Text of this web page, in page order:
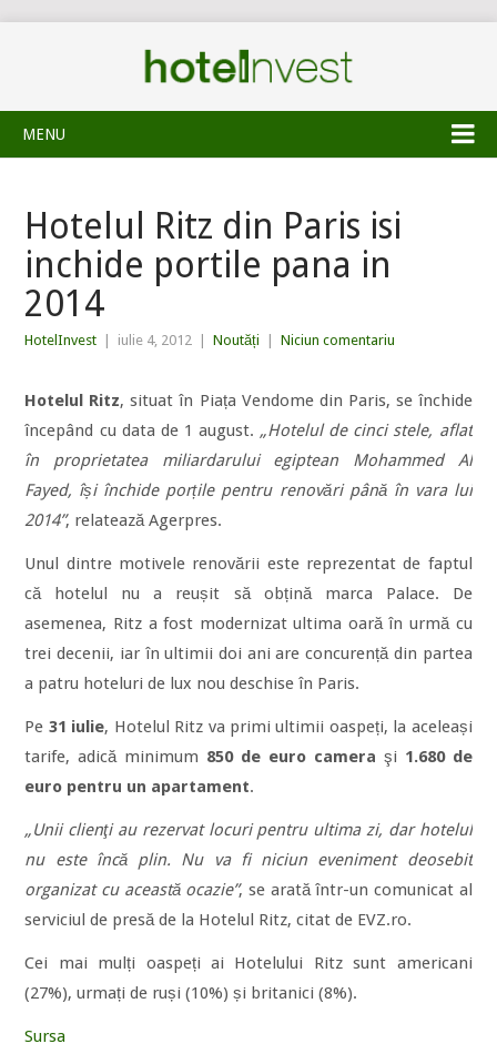
MENU
Hotelul Ritz din Paris isi
inchide portile pana in
2014
HotelInvest iulie 4, 2012 Noutăți Niciun comentariu
Hotelul Ritz, situat în Piața Vendome din Paris, se închide
începând cu data de 1 august. „Hotelul de cinci stele, aflat
în proprietatea miliardarului egiptean Mohammed Al
Fayed, își închide porțile pentru renovări până în vara lui
2014”, relatează Agerpres.
Unul dintre motivele renovării este reprezentat de faptul
că hotelul nu a reușit să obțină marca Palace. De
asemenea, Ritz a fost modernizat ultima oară în urmă cu
trei decenii, iar în ultimii doi ani are concurență din partea
a patru hoteluri de lux nou deschise în Paris.
Pe 31 iulie, Hotelul Ritz va primi ultimii oaspeți, la aceleași
tarife, adică minimum 850 de euro camera şi 1.680 de
euro pentru un apartament.
„Unii clienţi au rezervat locuri pentru ultima zi, dar hotelul
nu este încă plin. Nu va fi niciun eveniment deosebit
organizat cu această ocazie”, se arată într-un comunicat al
serviciul de presă de la Hotelul Ritz, citat de EVZ.ro.
Cei mai mulți oaspeți ai Hotelului Ritz sunt americani
(27%), urmați de ruși (10%) și britanici (8%).
Sursa